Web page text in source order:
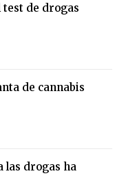
test de drogas
de cannabis
las drogas ha